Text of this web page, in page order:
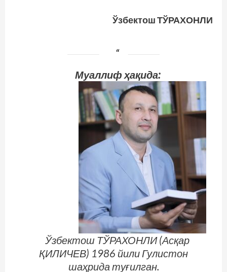
Ўзбектош ТЎРАХОНЛИ
Муаллиф ҳақида:
Ўзбектош ТЎРАХОНЛИ (Асқар
ҚИЛИЧЕВ) 1986 йили Гулистон
шаҳрида туғилган.